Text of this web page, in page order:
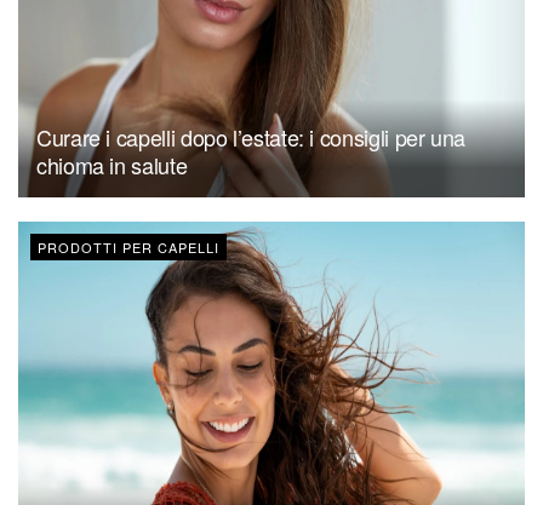
Curare i capelli dopo l’estate: i consigli per una
chioma in salute
PRODOTTI PER CAPELLI